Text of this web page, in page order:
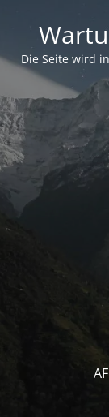
Die Seite wird